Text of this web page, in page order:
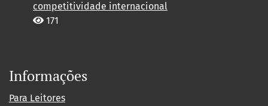
competitividade internacional
171
Informações
Para Leitores